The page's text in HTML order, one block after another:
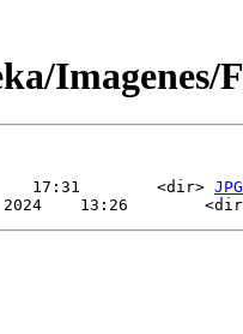
Imagenes/
17:31        <dir> JPG
2024    13:26